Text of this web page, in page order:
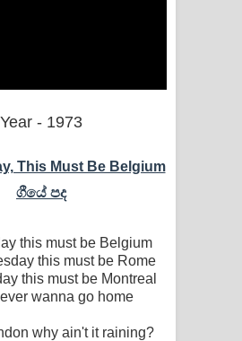
Year - 1973
This Must Be Belgium
ගීයේ පද
this must be Belgium
this must be Rome
this must be Montreal
wanna go home
why ain't it raining?